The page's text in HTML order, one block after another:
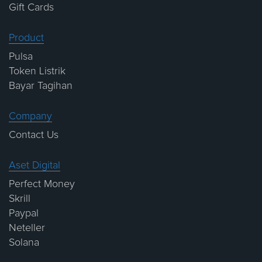
Gift Cards
Product
Pulsa
Token Listrik
Bayar Tagihan
Company
Contact Us
Aset Digital
Perfect Money
Skrill
Paypal
Neteller
Solana